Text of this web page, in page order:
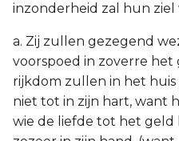
inzonderheid zal hun ziel
a. Zij zullen gezegend
voorspoed in zoverre het
rijkdom zullen in het
niet tot in zijn hart, want
wie de liefde tot het geld